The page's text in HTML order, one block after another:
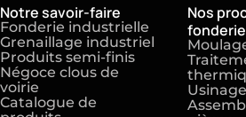
Notre savoir-faire
Fonderie industrielle
Grenaillage industriel
Produits semi-finis
Négoce clous de
voirie
Catalogue de
Nos
fonderie